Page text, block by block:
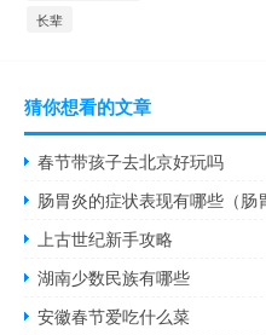
长辈
猜你想看的文章
春节带孩子去北京好玩吗
肠胃炎的症状表现有哪些（肠
上古世纪新手攻略
湖南少数民族有哪些
安徽春节爱吃什么菜